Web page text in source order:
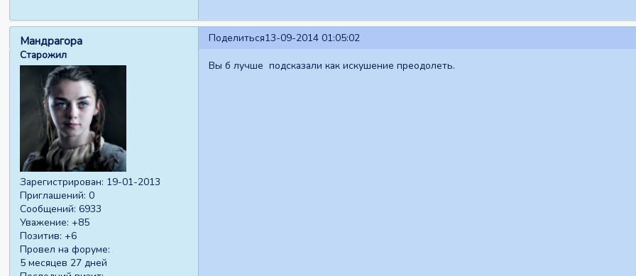
Поделиться13-09-2014 01:05:02
Мандрагора
Старожил
Зарегистрирован: 19-01-2013
Приглашений: 0
Сообщений: 6933
Уважение: +85
Позитив: +6
Провел на форуме:
5 месяцев 27 дней
Вы б лучше подсказали как искушение преодолеть.